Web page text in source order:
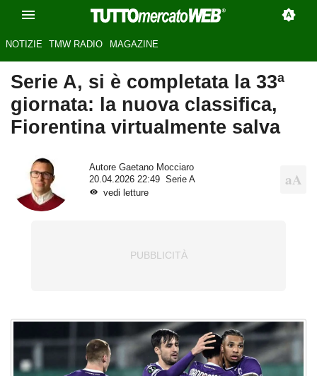
NOTIZIE TMW RADIO MAGAZINE
Serie A, si è completata la 33ª
giornata: la nuova classifica,
Fiorentina virtualmente salva
Autore Gaetano Mocciaro
20.04.2026 22:49
Serie A
vedi letture